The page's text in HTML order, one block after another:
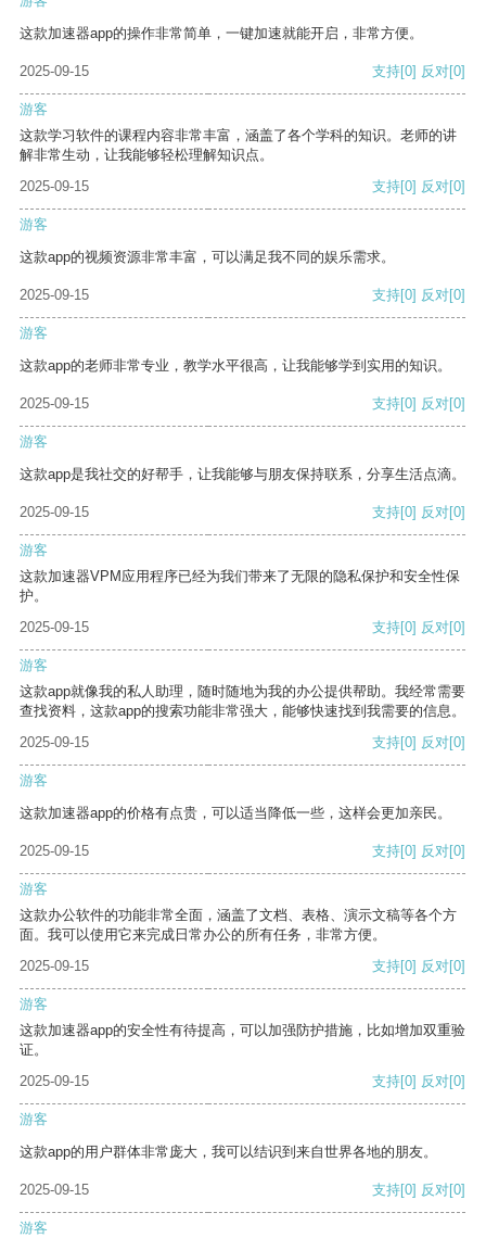
这款加速器app的操作非常简单，一键加速就能开启，非常方便。
2025-09-15 支持[0] 反对[0]
游客
这款学习软件的课程内容非常丰富，涵盖了各个学科的知识。老师的讲
解非常生动，让我能够轻松理解知识点。
2025-09-15
支持[0] 反对[0]
游客
这款app的视频资源非常丰富，可以满足我不同的娱乐需求。
2025-09-15 支持[0] 反对[0]
游客
这款app的老师非常专业，教学水平很高，让我能够学到实用的知识。
2025-09-15 支持[0] 反对[0]
游客
这款app是我社交的好帮手，让我能够与朋友保持联系，分享生活点滴。
2025-09-15 支持[0] 反对[0]
游客
这款加速器VPM应用程序已经为我们带来了无限的隐私保护和安全性保
护。
2025-09-15
支持[0] 反对[0]
游客
这款app就像我的私人助理，随时随地为我的办公提供帮助。我经常需要
查找资料，这款app的搜索功能非常强大，能够快速找到我需要的信息。
2025-09-15
支持[0] 反对[0]
游客
这款加速器app的价格有点贵，可以适当降低一些，这样会更加亲民。
2025-09-15 支持[0] 反对[0]
游客
这款办公软件的功能非常全面，涵盖了文档、表格、演示文稿等各个方
面。我可以使用它来完成日常办公的所有任务，非常方便。
2025-09-15
支持[0] 反对[0]
游客
这款加速器app的安全性有待提高，可以加强防护措施，比如增加双重验
证。
2025-09-15
支持[0] 反对[0]
游客
这款app的用户群体非常庞大，我可以结识到来自世界各地的朋友。
2025-09-15 支持[0] 反对[0]
游客